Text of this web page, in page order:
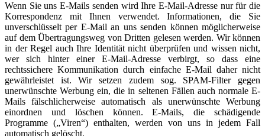
Wenn Sie uns E-Mails senden wird Ihre E-Mail-Adresse nur für die
Korrespondenz mit Ihnen verwendet. Informationen, die Sie
unverschlüsselt per E-Mail an uns senden können möglicherweise
auf dem Übertragungsweg von Dritten gelesen werden. Wir können
in der Regel auch Ihre Identität nicht überprüfen und wissen nicht,
wer sich hinter einer E-Mail-Adresse verbirgt, so dass eine
rechtssichere Kommunikation durch einfache E-Mail daher nicht
gewährleistet ist. Wir setzen zudem sog. SPAM-Filter gegen
unerwünschte Werbung ein, die in seltenen Fällen auch normale E-
Mails fälschlicherweise automatisch als unerwünschte Werbung
einordnen und löschen können. E-Mails, die schädigende
Programme („Viren“) enthalten, werden von uns in jedem Fall
automatisch gelöscht.